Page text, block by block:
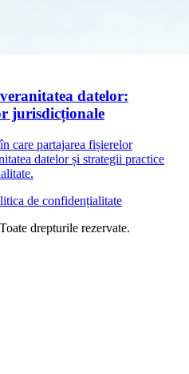
datelor:
jurisdicționale
care partajarea fișierelor
datelor și strategii practice
de confidențialitate
Toate drepturile rezervate.